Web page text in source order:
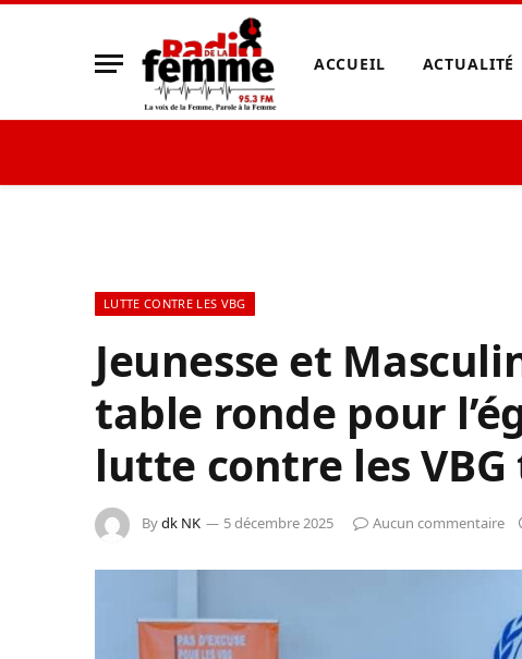
ACCUEIL ACTUALITÉ
LUTTE CONTRE LES VBG
Jeunesse et
table ronde pour
lutte contre les
Bydk NK 5 décembre 2025 Aucun commentaire